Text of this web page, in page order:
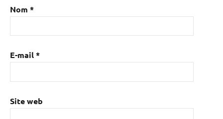
Nom *
E-mail*
Site web